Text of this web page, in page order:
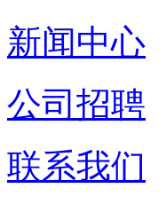
新闻中心
公司招聘
联系我们